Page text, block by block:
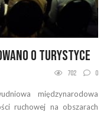
o turystyce
702 0
międzynarodowa
ruchowej na obszarach